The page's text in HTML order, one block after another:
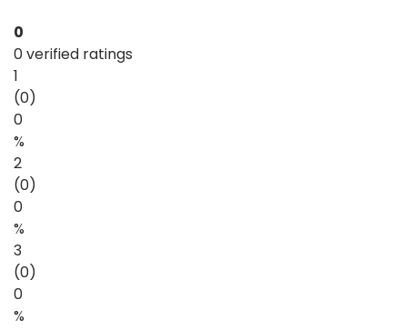
0
0 verified ratings
1
(0)
0
%
2
(0)
0
%
3
(0)
0
%